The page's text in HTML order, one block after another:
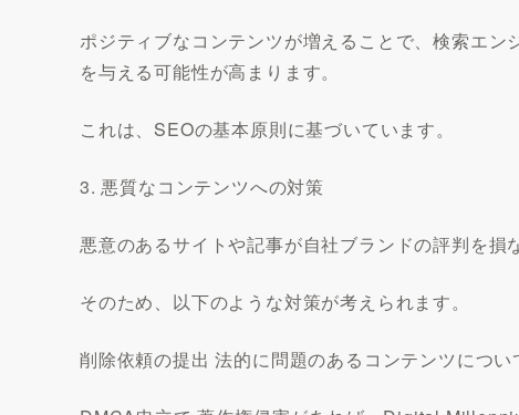
ポジティブなコンテンツが増えることで、検索エ
を与える可能性が高まります。
これは、SEOの基本原則に基づいています。
3. 悪質なコンテンツへの対策
悪意のあるサイトや記事が自社ブランドの評判を損
そのため、以下のような対策が考えられます。
削除依頼の提出 法的に問題のあるコンテンツについ